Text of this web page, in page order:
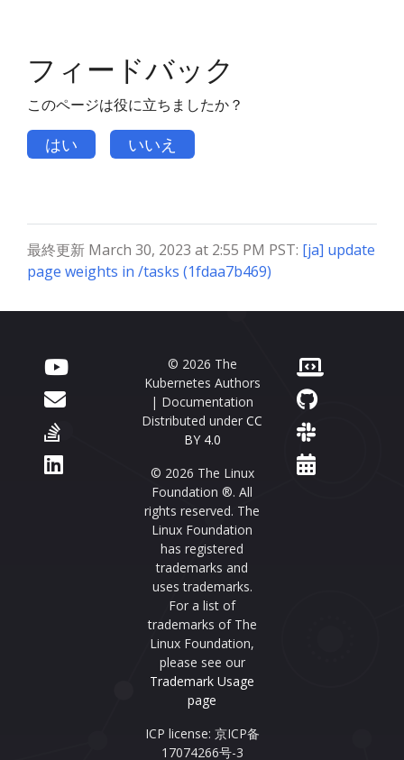
フィードバック
このページは役に立ちましたか？
はい いいえ
最終更新 March 30, 2023 at 2:55 PM PST: [ja] update
page weights in /tasks (1fdaa7b469)
© 2026 The
Kubernetes Authors
| Documentation
Distributed under CC
BY 4.0
© 2026 The Linux
Foundation ®. All
rights reserved. The
Linux Foundation
has registered
trademarks and
uses trademarks.
For a list of
trademarks of The
Linux Foundation,
please see our
Trademark Usage
page
ICP license: 京ICP备
17074266号-3